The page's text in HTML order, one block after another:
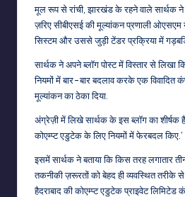
मूल रूप से रांची, झारखंड के रहने वाले सार्थक
ज़रिए सीबीएसई की मूल्यांकन प्रणाली ओएसएम
सिस्टम और उससे जुड़ी टेंडर प्रक्रिया में
सार्थक ने अपने ब्लॉग पोस्ट में विस्तार से लिखा
नियमों में बार-बार बदलाव करके एक
मूल्यांकन का ठेका दिया.
अंग्रेज़ी में लिखे सार्थक के इस ब्लॉग का शीर्षक
कोएम्प्ट एडुटेक के लिए नियमों में फेरबदल किए.’
इसमें सार्थक ने बताया कि किस तरह लगातार
तकनीकी ज़रूरतों को बेहद ही व्यवस्थित तरीके से
हैदराबाद की कोएम्प्ट एडुटेक प्राइवेट लिमिटेड